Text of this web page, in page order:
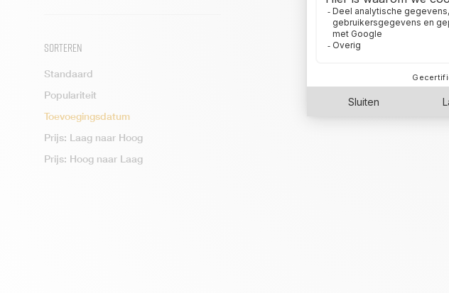
Keukenrolhouders
Koelers & Flessenhouders
Koffie & Thee Drinkgerei
Kookgerei
Melk & Suiker set
Mini- Dienbladen
Sorteren
Standaard
Populariteit
Toevoegingsdatum
Prijs: Laag naar Hoog
Prijs: Hoog naar Laag